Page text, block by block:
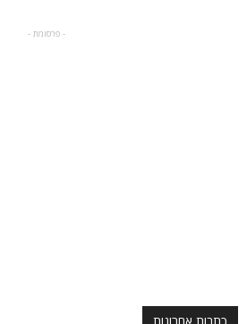
- פרסומת -